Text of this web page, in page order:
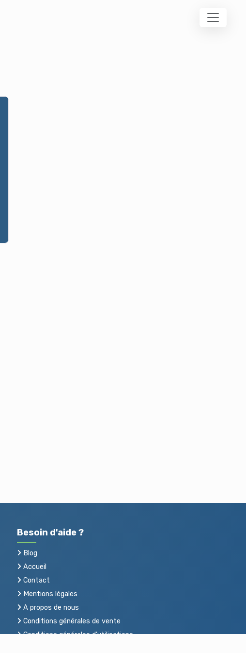
Besoin d'aide ?
Blog
Accueil
Contact
Mentions légales
A propos de nous
Conditions générales de vente
Conditions générales d'utilisations